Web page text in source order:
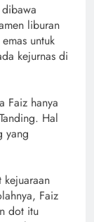
liburan
untuk
kejurnas di
Faiz hanya
Hal
yang
kejuaraan
Faiz
dot itu